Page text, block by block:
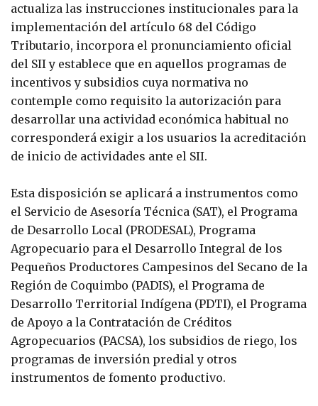
actualiza las instrucciones institucionales para la
implementación del artículo 68 del Código
Tributario, incorpora el pronunciamiento oficial
del SII y establece que en aquellos programas de
incentivos y subsidios cuya normativa no
contemple como requisito la autorización para
desarrollar una actividad económica habitual no
corresponderá exigir a los usuarios la acreditación
de inicio de actividades ante el SII.
Esta disposición se aplicará a instrumentos como
el Servicio de Asesoría Técnica (SAT), el Programa
de Desarrollo Local (PRODESAL), Programa
Agropecuario para el Desarrollo Integral de los
Pequeños Productores Campesinos del Secano de la
Región de Coquimbo (PADIS), el Programa de
Desarrollo Territorial Indígena (PDTI), el Programa
de Apoyo a la Contratación de Créditos
Agropecuarios (PACSA), los subsidios de riego, los
programas de inversión predial y otros
instrumentos de fomento productivo.